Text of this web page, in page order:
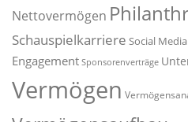
Nettovermögen
Schauspielkarriere Social Media
Engagement Sponsorenverträge
Vermögen